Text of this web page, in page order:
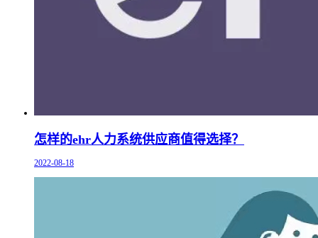
怎样的ehr人力系统供应商值得选择？
2022-08-18